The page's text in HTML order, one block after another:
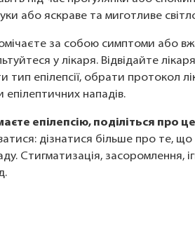
або яскраве та миготливе
за собою симптоми або
у лікаря. Відвідайте
тип епілепсії, обрати протокол
епілептичних нападів.
епілепсію, поділіться про
дізнатися більше про те,
Стигматизація, засоромлення,